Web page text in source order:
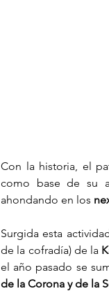
Con la historia, el
como base de su
ahondando en los
Surgida esta
de la cofradía) de la
el año pasado se
de la Corona y de la